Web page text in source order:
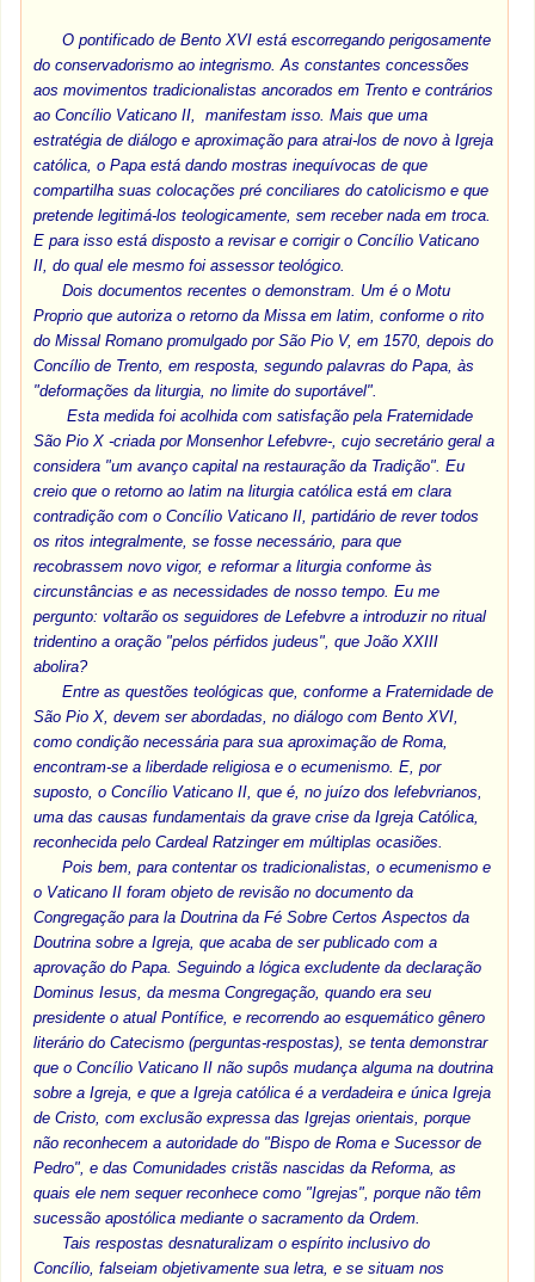
O pontificado de Bento XVI está escorregando perigosamente
do conservadorismo ao integrismo. As constantes concessões
aos movimentos tradicionalistas ancorados em Trento e contrários
ao Concílio Vaticano II, manifestam isso. Mais que uma
estratégia de diálogo e aproximação para atrai-los de novo à Igreja
católica, o Papa está dando mostras inequívocas de que
compartilha suas colocações pré conciliares do catolicismo e que
pretende legitimá-los teologicamente, sem receber nada em troca.
E para isso está disposto a revisar e corrigir o Concílio Vaticano
II, do qual ele mesmo foi assessor teológico.
Dois documentos recentes o demonstram. Um é o Motu
Proprio que autoriza o retorno da Missa em latim, conforme o rito
do Missal Romano promulgado por São Pio V, em 1570, depois do
Concílio de Trento, em resposta, segundo palavras do Papa, às
"deformações da liturgia, no limite do suportável".
Esta medida foi acolhida com satisfação pela Fraternidade
São Pio X -criada por Monsenhor Lefebvre-, cujo secretário geral a
considera "um avanço capital na restauração da Tradição". Eu
creio que o retorno ao latim na liturgia católica está em clara
contradição com o Concílio Vaticano II, partidário de rever todos
os ritos integralmente, se fosse necessário, para que
recobrassem novo vigor, e reformar a liturgia conforme às
circunstâncias e as necessidades de nosso tempo. Eu me
pergunto: voltarão os seguidores de Lefebvre a introduzir no ritual
tridentino a oração "pelos pérfidos judeus", que João XXIII
abolira?
Entre as questões teológicas que, conforme a Fraternidade de
São Pio X, devem ser abordadas, no diálogo com Bento XVI,
como condição necessária para sua aproximação de Roma,
encontram-se a liberdade religiosa e o ecumenismo. E, por
suposto, o Concílio Vaticano II, que é, no juízo dos lefebvrianos,
uma das causas fundamentais da grave crise da Igreja Católica,
reconhecida pelo Cardeal Ratzinger em múltiplas ocasiões.
Pois bem, para contentar os tradicionalistas, o ecumenismo e
o Vaticano II foram objeto de revisão no documento da
Congregação para la Doutrina da Fé Sobre Certos Aspectos da
Doutrina sobre a Igreja, que acaba de ser publicado com a
aprovação do Papa. Seguindo a lógica excludente da declaração
Dominus Iesus, da mesma Congregação, quando era seu
presidente o atual Pontífice, e recorrendo ao esquemático gênero
literário do Catecismo (perguntas-respostas), se tenta demonstrar
que o Concílio Vaticano II não supôs mudança alguma na doutrina
sobre a Igreja, e que a Igreja católica é a verdadeira e única Igreja
de Cristo, com exclusão expressa das Igrejas orientais, porque
não reconhecem a autoridade do "Bispo de Roma e Sucessor de
Pedro", e das Comunidades cristãs nascidas da Reforma, as
quais ele nem sequer reconhece como "Igrejas", porque não têm
sucessão apostólica mediante o sacramento da Ordem.
Tais respostas desnaturalizam o espírito inclusivo do
Concílio, falseiam objetivamente sua letra, e se situam nos